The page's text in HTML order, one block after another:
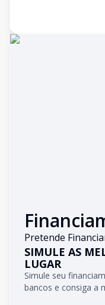
Pretende
SIMULE AS
LUGAR
Simule seu
bancos e consiga a